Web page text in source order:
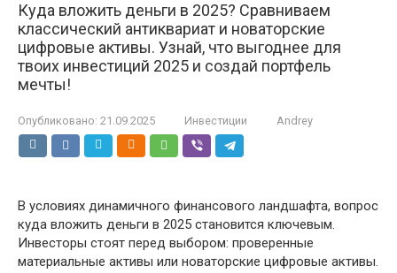
Куда вложить деньги в 2025? Сравниваем
классический антиквариат и новаторские
цифровые активы. Узнай, что выгоднее для
твоих инвестиций 2025 и создай портфель
мечты!
Опубликовано: 21.09.2025 Инвестиции Andrey
В условиях динамичного финансового ландшафта, вопрос
куда вложить деньги в 2025 становится ключевым.
Инвесторы стоят перед выбором: проверенные
материальные активы или новаторские цифровые активы.